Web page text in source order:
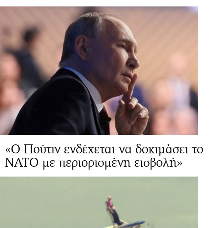
«Ο Πούτιν ενδέχεται να δοκιμάσει το
ΝΑΤΟ με περιορισμένη εισβολή»